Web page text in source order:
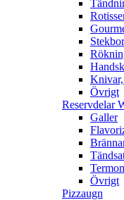
Övrigt
Reservdelar
Galler
Övrigt
Pizzaugn